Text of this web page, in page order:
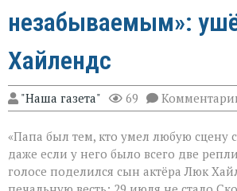
незабываемым»:
Хайлендс
"Наша газета" 69
«Папа был тем, кто умел любую сцену
даже если у него было всего две
голосе поделился сын актёра Люк